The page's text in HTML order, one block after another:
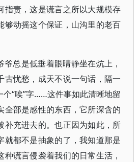
指责，这是谎言之所以大规模存
够动摇这个保证，山沟里的老百
爷总是低垂着眼睛静坐在炕上，
古忧愁，成天不说一句话，隔一
个“唉”字……这件事如此清晰地留
全部是感性的东西，它所深含的
补充进去的。也正因为如此，所
就都不是抽象的了，我知道那是
种谎言侵袭着我们的日常生活，